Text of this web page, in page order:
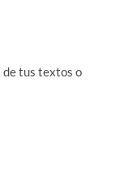
de tus textos o